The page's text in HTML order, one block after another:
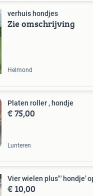
verhuis hondjes
Zie omschrijving
Helmond
Platen roller , hondje
€ 75,00
Lunteren
Vier wielen plus"' hondje'
€ 10,00